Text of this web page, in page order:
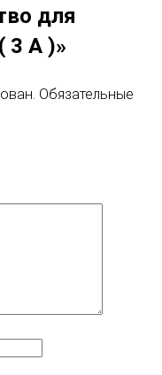
для
3 A )»
Обязательные